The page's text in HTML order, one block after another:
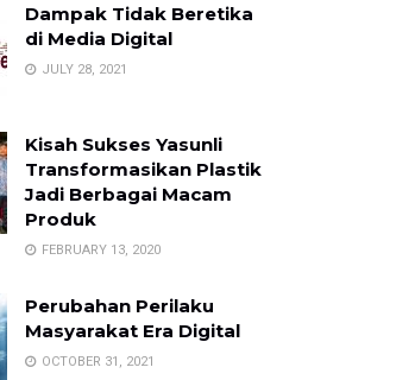
Dampak Tidak Beretika
di Media Digital
JULY 28, 2021
Kisah Sukses Yasunli
Transformasikan Plastik
Jadi Berbagai Macam
Produk
FEBRUARY 13, 2020
Perubahan Perilaku
Masyarakat Era Digital
OCTOBER 31, 2021